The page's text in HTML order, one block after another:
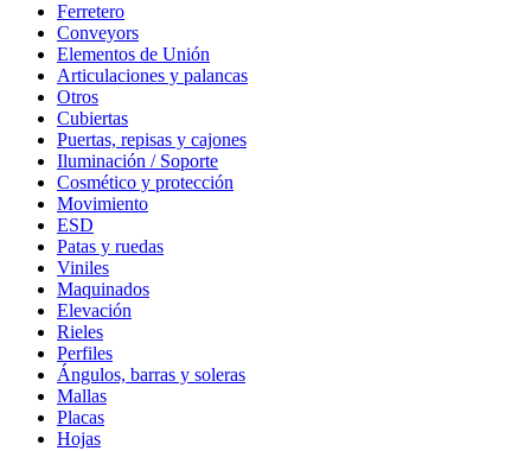
Ferretero
Conveyors
Elementos de Unión
Articulaciones y palancas
Otros
Cubiertas
Puertas, repisas y cajones
Iluminación / Soporte
Cosmético y protección
Movimiento
ESD
Patas y ruedas
Viniles
Maquinados
Elevación
Rieles
Perfiles
Ángulos, barras y soleras
Mallas
Placas
Hojas